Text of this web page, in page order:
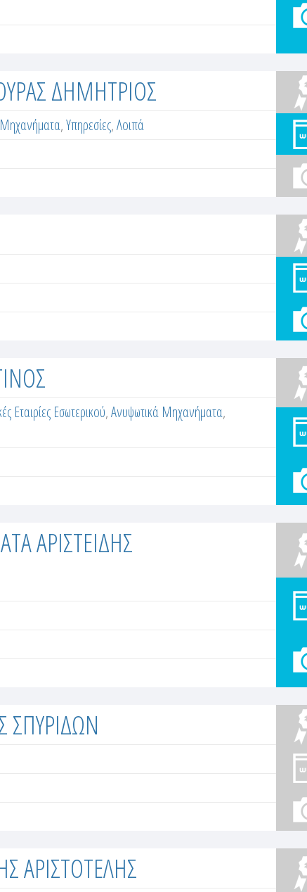
ΔΗΜΗΤΡΙΟΣ
,Υπηρεσίες,Λοιπά
Εταιρίες Εσωτερικού,Ανυψωτικά Μηχανήματα,
ΑΡΙΣΤΕΙΔΗΣ
ΣΠΥΡΙΔΩΝ
ΑΡΙΣΤΟΤΕΛΗΣ